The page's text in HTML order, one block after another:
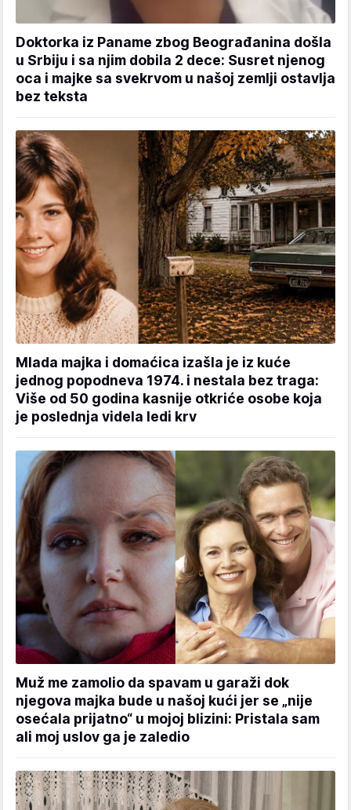
Doktorka iz Paname zbog Beograđanina došla
u Srbiju i sa njim dobila 2 dece: Susret njenog
oca i majke sa svekrvom u našoj zemlji ostavlja
bez teksta
Mlada majka i domaćica izašla je iz kuće
jednog popodneva 1974. i nestala bez traga:
Više od 50 godina kasnije otkriće osobe koja
je poslednja videla ledi krv
Muž me zamolio da spavam u garaži dok
njegova majka bude u našoj kući jer se „nije
osećala prijatno“ u mojoj blizini: Pristala sam
ali moj uslov ga je zaledio